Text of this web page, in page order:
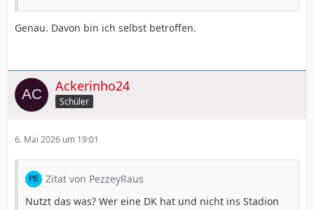
Genau. Davon bin ich selbst betroffen.
Ackerinho24
Schüler
6. Mai 2026 um 19:01
Zitat von PezzeyRaus
Nutzt das was? Wer eine DK hat und nicht ins Stadion